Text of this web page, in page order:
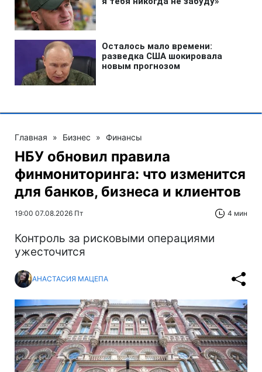
Главная » Бизнес » Финансы
НБУ обновил правила
финмониторинга: что изменится
для банков, бизнеса и клиентов
19:00 07.08.2026 Пт 4 мин
Контроль за рисковыми операциями
ужесточится
АНАСТАСИЯ МАЦЕПА